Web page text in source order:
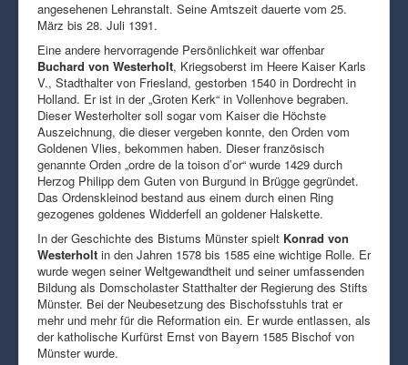
angesehenen Lehranstalt. Seine Amtszeit dauerte vom 25.
März bis 28. Juli 1391.
Eine andere hervorragende Persönlichkeit war offenbar
Buchard von Westerholt, Kriegsoberst im Heere Kaiser Karls
V., Stadthalter von Friesland, gestorben 1540 in Dordrecht in
Holland. Er ist in der „Groten Kerk“ in Vollenhove begraben.
Dieser Westerholter soll sogar vom Kaiser die Höchste
Auszeichnung, die dieser vergeben konnte, den Orden vom
Goldenen Vlies, bekommen haben. Dieser französisch
genannte Orden „ordre de la toison d’or“ wurde 1429 durch
Herzog Philipp dem Guten von Burgund in Brügge gegründet.
Das Ordenskleinod bestand aus einem durch einen Ring
gezogenes goldenes Widderfell an goldener Halskette.
In der Geschichte des Bistums Münster spielt Konrad von
Westerholt in den Jahren 1578 bis 1585 eine wichtige Rolle. Er
wurde wegen seiner Weltgewandtheit und seiner umfassenden
Bildung als Domscholaster Statthalter der Regierung des Stifts
Münster. Bei der Neubesetzung des Bischofsstuhls trat er
mehr und mehr für die Reformation ein. Er wurde entlassen, als
der katholische Kurfürst Ernst von Bayern 1585 Bischof von
Münster wurde.